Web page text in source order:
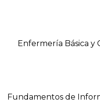
Enfermería Básica
Fundamentos de